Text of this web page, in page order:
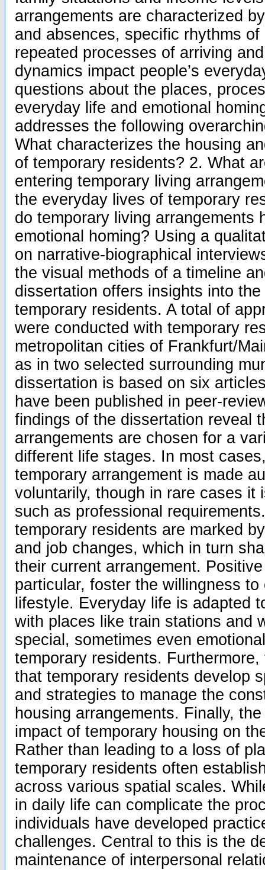
arrangements are characterized
and absences, specific rhythms of
repeated processes of arriving
dynamics impact people’s
questions about the places,
everyday life and emotional
addresses the following
What characterizes the housing
of temporary residents? 2. What
entering temporary living
the everyday lives of temporary
do temporary living arrangements
emotional homing? Using a
on narrative-biographical
the visual methods of a timeline
dissertation offers insights into
temporary residents. A total of
were conducted with temporary
metropolitan cities of Frankfurt/
as in two selected surrounding
dissertation is based on six
have been published in peer-
findings of the dissertation reveal
arrangements are chosen for a
different life stages. In most
temporary arrangement is made
voluntarily, though in rare cases it
such as professional
temporary residents are marked
and job changes, which in turn
their current arrangement.
particular, foster the willingness
lifestyle. Everyday life is adapted
with places like train stations and
special, sometimes even
temporary residents.
that temporary residents develop
and strategies to manage the
housing arrangements. Finally,
impact of temporary housing on
Rather than leading to a loss of
temporary residents often
across various spatial scales.
in daily life can complicate the
individuals have developed
challenges. Central to this is the
maintenance of interpersonal